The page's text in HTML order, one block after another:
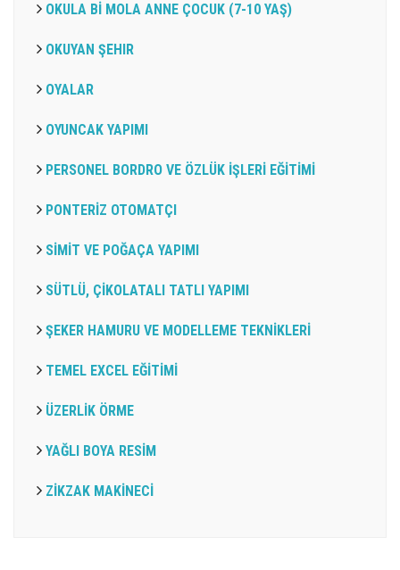
OKULA Bİ MOLA ANNE ÇOCUK (7-10 YAŞ)
OKUYAN ŞEHIR
OYALAR
OYUNCAK YAPIMI
PERSONEL BORDRO VE ÖZLÜK İŞLERİ EĞİTİMİ
PONTERİZ OTOMATÇI
SİMİT VE POĞAÇA YAPIMI
SÜTLÜ, ÇİKOLATALI TATLI YAPIMI
ŞEKER HAMURU VE MODELLEME TEKNİKLERİ
TEMEL EXCEL EĞİTİMİ
ÜZERLİK ÖRME
YAĞLI BOYA RESİM
ZİKZAK MAKİNECİ